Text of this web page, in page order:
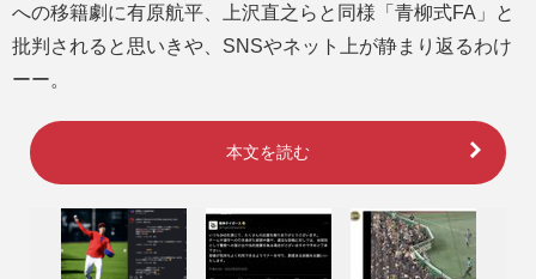
への移籍劇に有原航平、上沢直之らと同様「青柳式FA」と
批判されると思いきや、SNSやネット上が静まり返るわけ
ーー。
本文を読む